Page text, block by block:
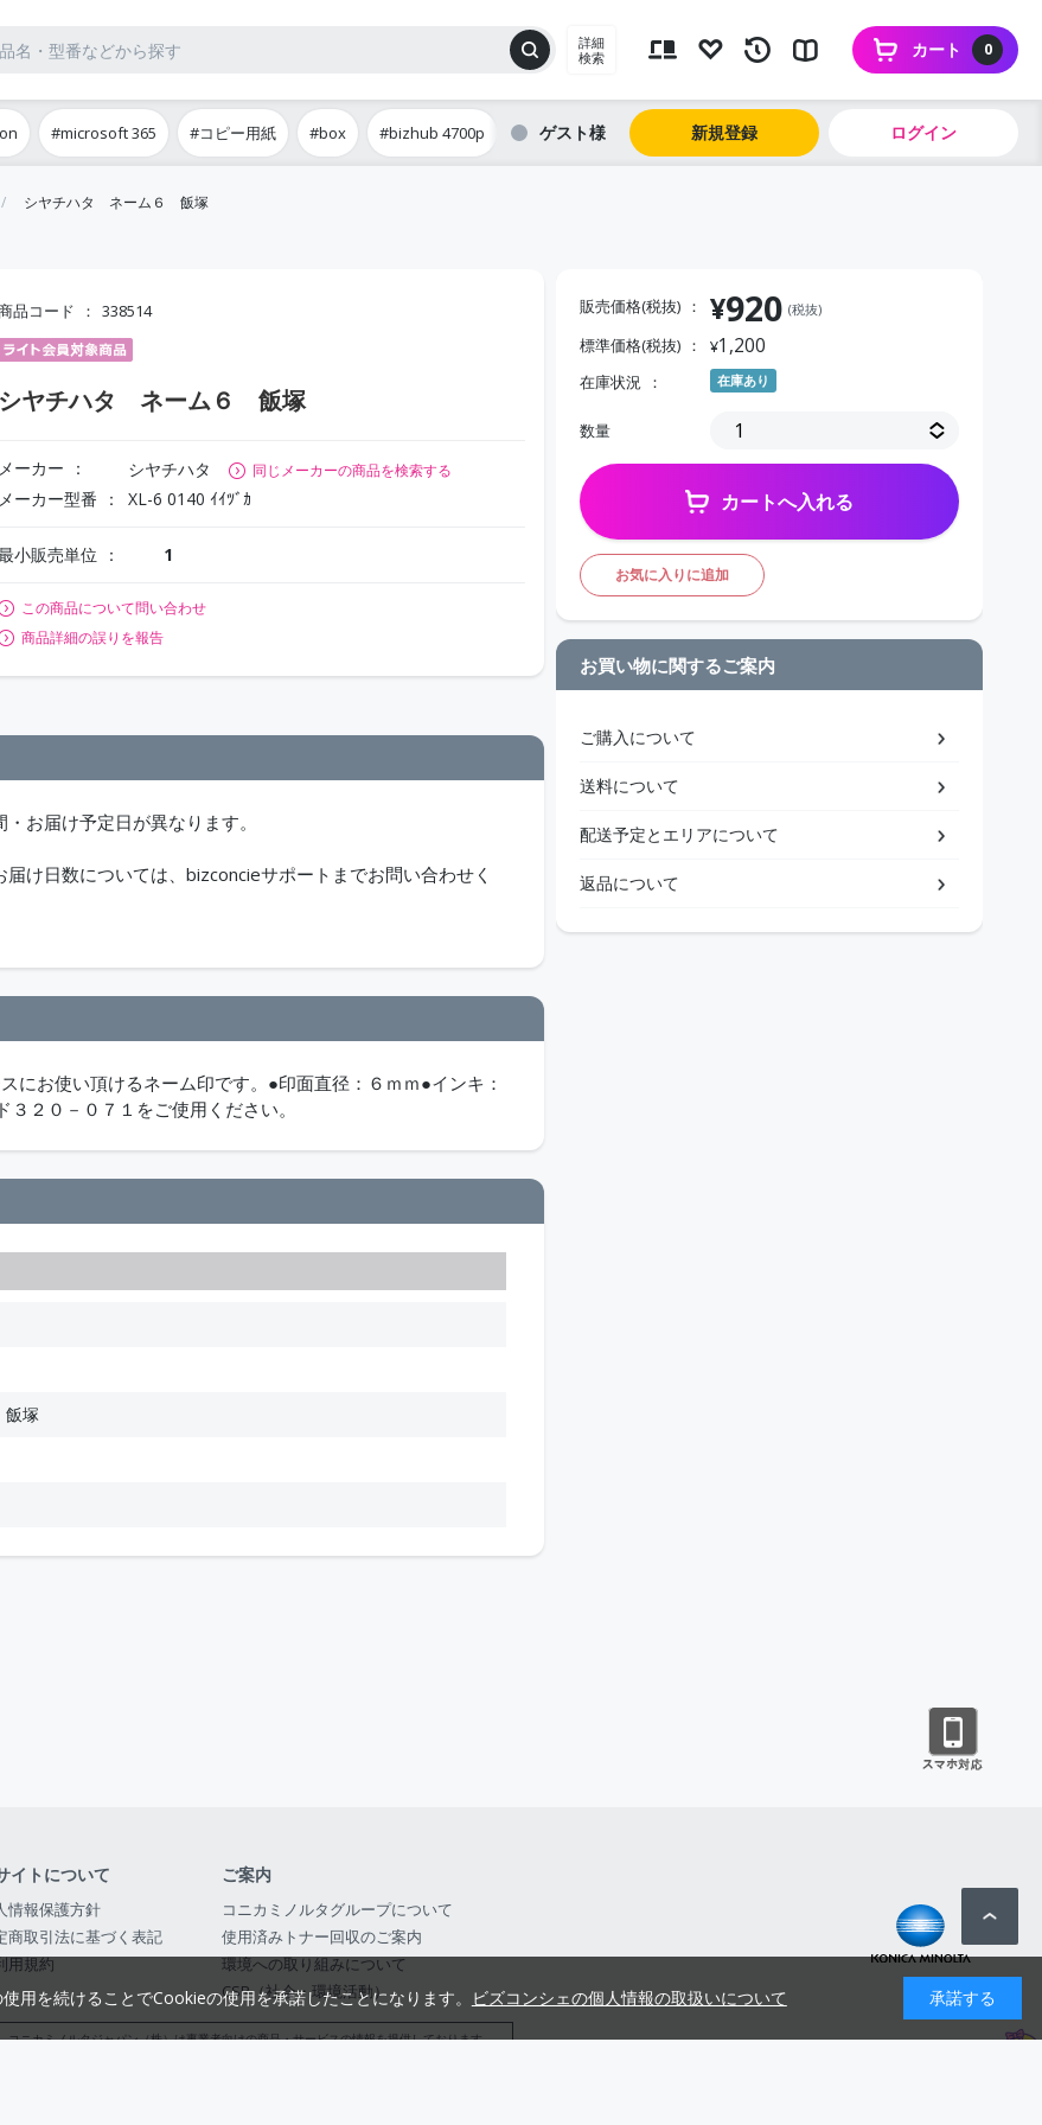
詳細
検索
0
カート
#microsoft 365 #コピー用紙 #box #bizhub 4700p ゲスト 新規登録 ログイン
シヤチハタ ネーム６ 飯塚
品コード 338514
シヤチハタ ネーム６ 飯塚
メーカー シヤチハタ 同じメーカーの商品を検索する
メーカー型番 XL-6 0140 ｲｲﾂﾞｶ
小販売単位 1
この商品について問い合わせ
商品詳細の誤りを報告
お届け予定日が異なります。
け日数については、bizconcieサポートまでお問い合わせく
にお使い頂けるネーム印です。●印面直径：６ｍｍ●インキ：
２０－０７１をご使用ください。
塚
販売価格(税抜) ¥920 (税抜)
標準価格(税抜) ¥1,200
在庫状況 在庫あり
数量
カートへ入れる
お気に入りに追加
お買い物に関するご案内
ご購入について
送料について
配送予定とエリアについて
返品について
イトについて
情報保護方針
商取引法に基づく表記
用規約
ご案内
コニカミノルタグループについて
使用済みトナー回収のご案内
環境への取り組みについて
CSR（社会・環境活動）
コニカミノルタジャパン（株）は事業者向けの商品・サービスの情報を提供しております
用を続けることでCookieの使用を承諾したことになります。 ビズコンシェの個人情報の取扱いについて 承諾する